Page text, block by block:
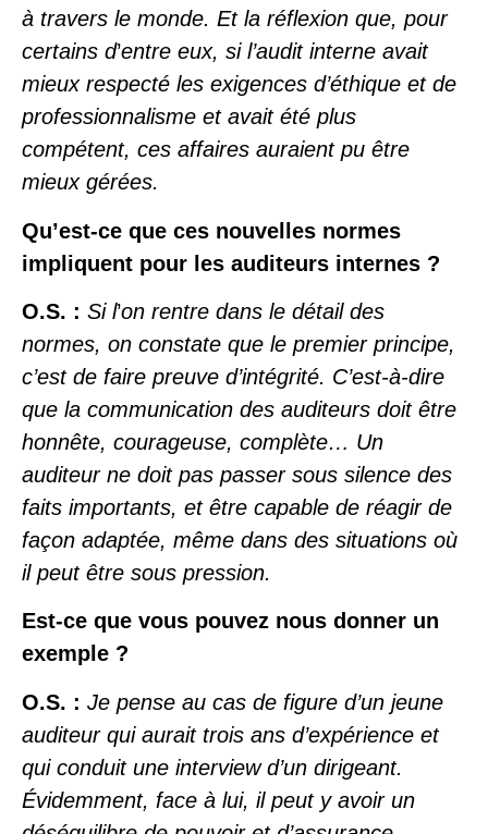
à travers le monde. Et la réflexion que, pour
certains d’entre eux, si l’audit interne avait
mieux respecté les exigences d’éthique et de
professionnalisme et avait été plus
compétent, ces affaires auraient pu être
mieux gérées.
Qu’est-ce que ces nouvelles normes
impliquent pour les auditeurs internes ?
O.S. : Si l’on rentre dans le détail des
normes, on constate que le premier principe,
c’est de faire preuve d’intégrité. C’est-à-dire
que la communication des auditeurs doit être
honnête, courageuse, complète… Un
auditeur ne doit pas passer sous silence des
faits importants, et être capable de réagir de
façon adaptée, même dans des situations où
il peut être sous pression.
Est-ce que vous pouvez nous donner un
exemple ?
O.S. : Je pense au cas de figure d’un jeune
auditeur qui aurait trois ans d’expérience et
qui conduit une interview d’un dirigeant.
Évidemment, face à lui, il peut y avoir un